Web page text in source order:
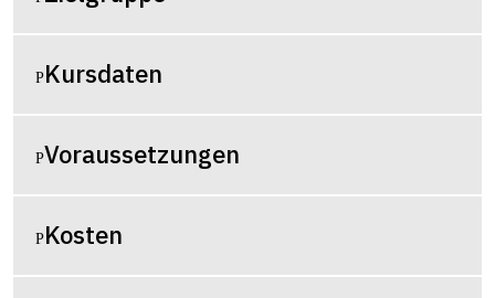
Kursdaten
Voraussetzungen
Kosten